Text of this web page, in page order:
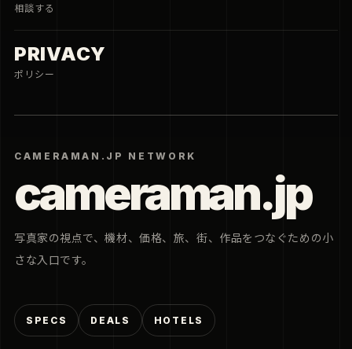
CAMERAMAN.JP NETWORK
cameraman.jp
写真家の視点で、機材、価格、旅、街、作品をつなぐための小
さな入口です。
SPECS DEALS HOTELS
相談する
PRIVACY
ポリシー